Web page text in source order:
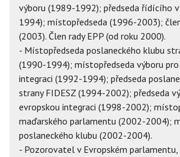
výboru (1989-1992); předseda řídícího
1994); místopředseda (1996-2003);
(2003). Člen rady EPP (od roku 2000).
- Místopředseda poslaneckého klubu
(1990-1994); místopředseda výboru
integraci (1992-1994); předseda
strany FIDESZ (1994-2002); předseda
evropskou integraci (1998-2002);
maďarského parlamentu (2002-2004);
poslaneckého klubu (2002-2004).
- Pozorovatel v Evropském parlamentu,